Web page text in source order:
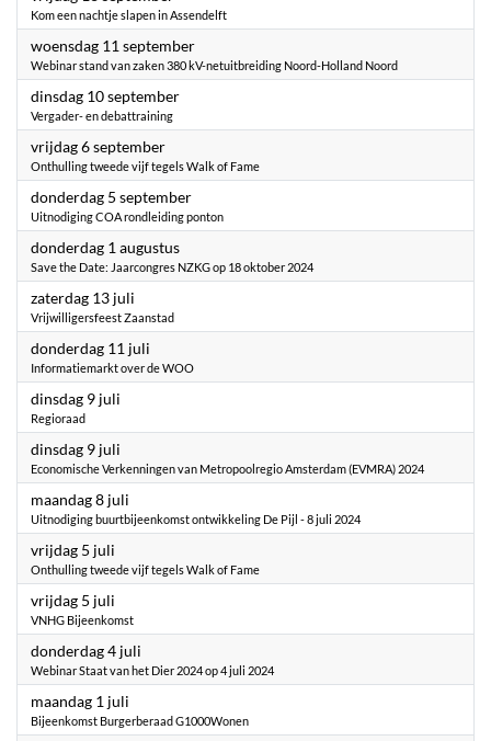
Kom een nachtje slapen in Assendelft
woensdag 11 september2024
Webinar stand van zaken 380 kV-netuitbreiding Noord-Holland Noord
dinsdag 10 september2024
Vergader- en debattraining
vrijdag 6 september2024
Onthulling tweede vijf tegels Walk of Fame
donderdag 5 september2024
Uitnodiging COA rondleiding ponton
donderdag 1 augustus2024
Save the Date: Jaarcongres NZKG op 18 oktober 2024
zaterdag 13 juli
Vrijwilligersfeest Zaanstad
donderdag 11 juli
Informatiemarkt over de WOO
dinsdag 9 juli
Regioraad
dinsdag 9 juli
Economische Verkenningen van Metropoolregio Amsterdam (EVMRA) 2024
maandag 8 juli
Uitnodiging buurtbijeenkomst ontwikkeling De Pijl - 8 juli 2024
vrijdag 5 juli
Onthulling tweede vijf tegels Walk of Fame
vrijdag 5 juli
VNHG Bijeenkomst
donderdag 4 juli
Webinar Staat van het Dier 2024 op 4 juli 2024
maandag 1 juli
Bijeenkomst Burgerberaad G1000Wonen